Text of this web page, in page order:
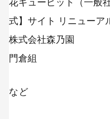
花キューピット（一般
式】サイト リニューア
株式会社森乃園
門倉組
など